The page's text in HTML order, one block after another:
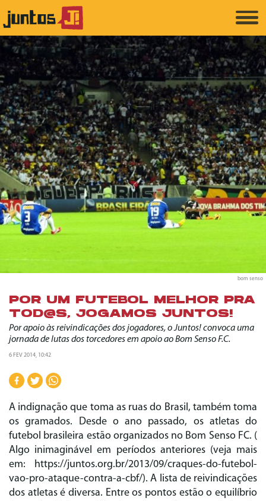
bom senso
POR UM FUTEBOL MELHOR PRA
TOD@S, JOGAMOS JUNTOS!
Por apoio às reivindicações dos jogadores, o Juntos! convoca uma
jornada de lutas dos torcedores em apoio ao Bom Senso F.C.
6 FEV 2014, 10:42
A indignação que toma as ruas do Brasil, também toma
os gramados. Desde o ano passado, os atletas do
futebol brasileira estão organizados no Bom Senso FC. (
Algo inimaginável em períodos anteriores (veja mais
em: https://juntos.org.br/2013/09/craques-do-futebol-
vao-pro-ataque-contra-a-cbf/). A lista de reivindicações
dos atletas é diversa. Entre os pontos estão o equilíbrio